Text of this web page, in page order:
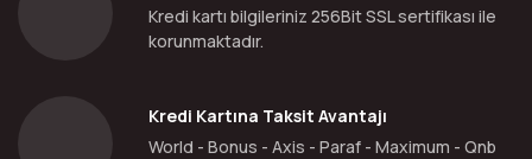
Kredi kartı bilgileriniz 256Bit SSL sertifikası ile
korunmaktadır.
Kredi Kartına Taksit Avantajı
World - Bonus - Axis - Paraf - Maximum - Qnb